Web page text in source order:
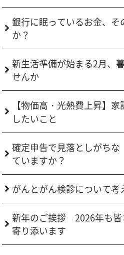
銀行に眠っているお金、
か？
新生活準備が始まる2月、
せんか
【物価高・光熱費上昇】
したいこと
確定申告で見落としがち
ていますか？
がんとがん検診について考
新年のご挨拶 2026年も皆
寄り添います